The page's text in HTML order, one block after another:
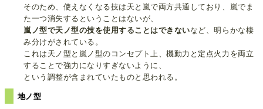
そのため、使えなくなる技は天と嵐で両方共通しており、嵐でま
た一つ消失するということはないが、
嵐ノ型で天ノ型の技を使用することはできないなど、明らかな棲
み分けがされている。
これは天ノ型と嵐ノ型のコンセプト上、機動力と定点火力を両立
することで強力になりすぎないように、
という調整が含まれていたものと思われる。
地ノ型